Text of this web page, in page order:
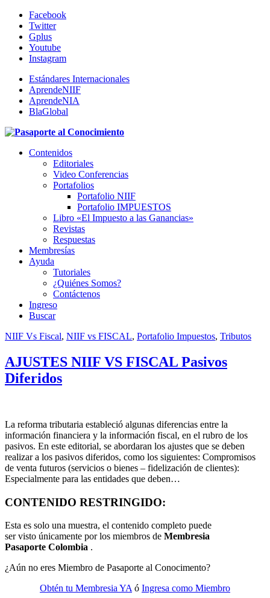
Facebook
Twitter
Gplus
Youtube
Instagram
Estándares Internacionales
AprendeNIIF
AprendeNIA
BlaGlobal
Contenidos
Editoriales
Video Conferencias
Portafolios
Portafolio NIIF
Portafolio IMPUESTOS
Libro «El Impuesto a las Ganancias»
Revistas
Respuestas
Membresías
Ayuda
Tutoriales
¿Quiénes Somos?
Contáctenos
Ingreso
Buscar
NIIF Vs Fiscal, NIIF vs FISCAL, Portafolio Impuestos, Tributos
AJUSTES NIIF VS FISCAL Pasivos
Diferidos
La reforma tributaria estableció algunas diferencias entre la
información financiera y la información fiscal, en el rubro de los
pasivos. En este editorial, se abordaran los ajustes que se deben
realizar a los pasivos diferidos, como los siguientes: Compromisos
de venta futuros (servicios o bienes – fidelización de clientes):
Especialmente para las entidades que deben…
CONTENIDO RESTRINGIDO:
Esta es solo una muestra, el contenido completo puede
ser visto únicamente por los miembros de Membresia
Pasaporte Colombia .
¿Aún no eres Miembro de Pasaporte al Conocimento?
Obtén tu Membresia YA ó Ingresa como Miembro